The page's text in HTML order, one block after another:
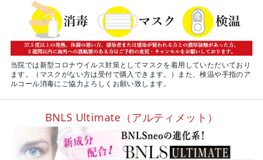
当院では新型コロナウイルス対策としてマスクを着用していただいており
ます。（マスクがない方は受付で購入できます。）また、検温や手指のア
ルコール消毒にご協力よろしくお願い致します。
BNLS Ultimate（アルティメット）